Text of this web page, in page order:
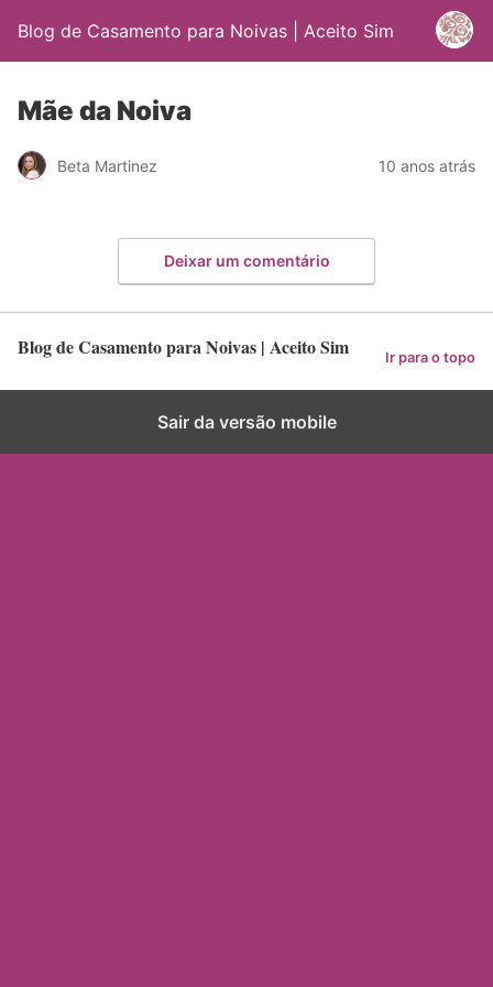
Blog de Casamento para Noivas | Aceito Sim
Mãe da Noiva
Beta Martinez 10 anos atrás
Deixar um comentário
Blog de Casamento para Noivas | Aceito Sim Ir para o topo
Sair da versão mobile